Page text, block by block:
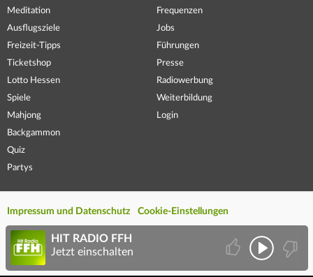
Meditation
Ausflugsziele
Freizeit-Tipps
Ticketshop
Lotto Hessen
Spiele
Mahjong
Backgammon
Quiz
Partys
Frequenzen
Jobs
Führungen
Presse
Radiowerbung
Weiterbildung
Login
Impressum und Datenschutz Cookie-Einstellungen
HIT RADIO FFH
Jetzt einschalten